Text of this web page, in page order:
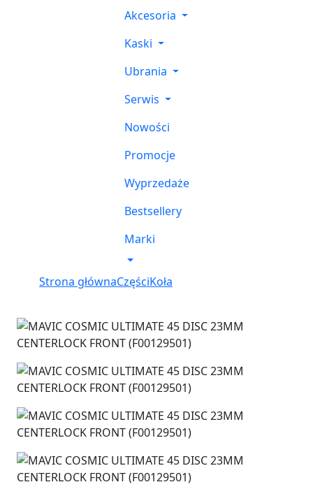
Akcesoria
Kaski
Ubrania
Serwis
Nowości
Promocje
Wyprzedaże
Bestsellery
Marki
Strona głównaCzęściKoła